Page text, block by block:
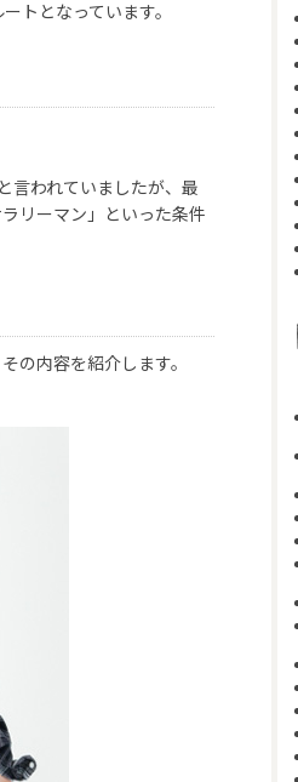
トとなっています。
言われていましたが、最
リーマン」といった条件
の内容を紹介します。